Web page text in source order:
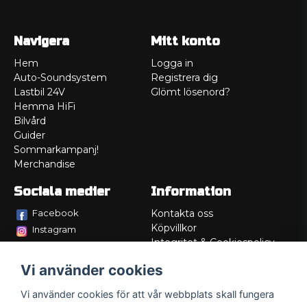
Navigera
Hem
Auto-Soundsystem
Lastbil 24V
Hemma HiFi
Bilvård
Guider
Sommarkampanj!
Merchandise
Mitt konto
Logga in
Registrera dig
Glömt lösenord?
Sociala medier
Facebook
Instagram
Information
Kontakta oss
Köpvillkor
Integritet & Cookiespolicy
Service/Garanti
Vi använder cookies
Vi använder cookies för att vår webbplats skall fungera